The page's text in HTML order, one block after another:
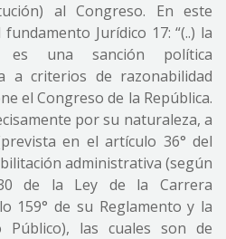
al Congreso. En este
Jurídico 17: “(..) la
es una sanción política
a criterios de razonabilidad
el Congreso de la República.
por su naturaleza, a
en el artículo 36° del
administrativa (según
de la Ley de la Carrera
159° de su Reglamento y la
Público), las cuales son de